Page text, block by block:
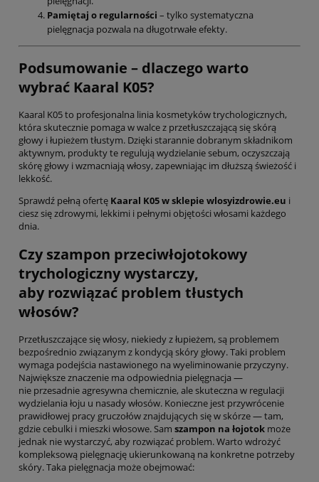
Pamiętaj o regularności – tylko systematyczna
pielęgnacja pozwala na długotrwałe efekty.
Podsumowanie – dlaczego warto
wybrać Kaaral K05?
Kaaral K05 to profesjonalna linia kosmetyków trychologicznych,
która skutecznie pomaga w walce z przetłuszczającą się skórą
głowy i łupieżem tłustym. Dzięki starannie dobranym składnikom
aktywnym, produkty te regulują wydzielanie sebum, oczyszczają
skórę głowy i wzmacniają włosy, zapewniając im dłuższą świeżość i
lekkość.
Sprawdź pełną ofertę Kaaral K05 w sklepie wlosyizdrowie.eu i
ciesz się zdrowymi, lekkimi i pełnymi objętości włosami każdego
dnia.
Czy szampon przeciwłojotokowy
trychologiczny wystarczy,
aby rozwiązać problem tłustych
włosów?
Przetłuszczające się włosy, niekiedy z łupieżem, są problemem
bezpośrednio związanym z kondycją skóry głowy. Taki problem
wymaga podejścia nastawionego na wyeliminowanie przyczyny.
Największe znaczenie ma odpowiednia pielęgnacja —
nie przesadnie agresywna chemicznie, ale skuteczna w regulacji
wydzielania łoju u nasady włosów. Konieczne jest przywrócenie
prawidłowej pracy gruczołów znajdujących się w skórze — tam,
gdzie cebulki i mieszki włosowe. Sam szampon na łojotok może
jednak nie wystarczyć, aby rozwiązać problem. Warto wdrożyć
kompleksową pielęgnację ukierunkowaną na konkretne potrzeby
skóry. Taka pielęgnacja może obejmować: